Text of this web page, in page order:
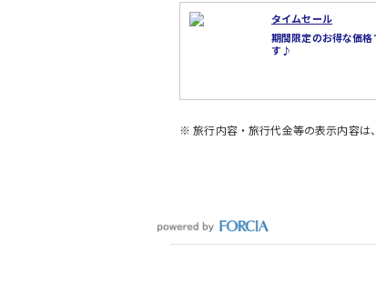
タイムセール
期間限定のお得な価
す♪
※ 旅行内容・旅行代金等の表示内容は